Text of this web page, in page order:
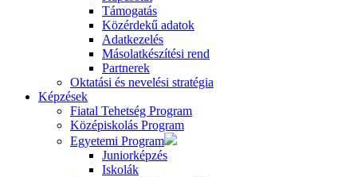
Támogatás
Közérdekű adatok
Adatkezelés
Másolatkészítési rend
Partnerek
Oktatási és nevelési stratégia
Képzések
Fiatal Tehetség Program
Középiskolás Program
Egyetemi Program
Juniorképzés
Iskolák